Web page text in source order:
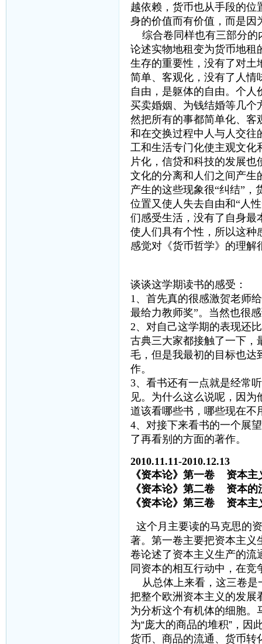
越依赖，货币也从手段的位
身的价值而有价值，而是因
综合卷同样也有三部分的
论述实物地租变为货币地租
生存的重要性，没有了对土
简单、客观化，没有了人情
自由，是躯体的自由。个
买卖婚姻、为钱结婚等几个
然把所有的事都简单化、客
和在交换过程中人与人交往
工和生活专门化使主观文化
片化，信贷和科技的发展也
文化的分离和人们之间产生
产生的这些现象很“纠结”
位置又使人失去自由和“人
们感受生活，没有了自身最
使人们具有个性，所以这种
感觉对《货币哲学》的理解
谈谈这学期读书的感受：
1、首先真的很感激贺老师
最给力教师奖”。当然也很
2、对自己这学期的表现还
古典三大家都接触了一下，
毛，但是我最初的目标也达
作。
3、看书还有一点就是经常
见。为什么这么说呢，因
道该看哪些书，哪些现在不
4、对接下来看书的一个展
了再看别的方面的著作。
2010.11.11-2010.12.13
《资本论》第一卷 资
《资本论》第二卷
《资本论》第三卷 资本
这个月主要读的马克思的
著。第一卷主要把资本主义
卷论述了资本主义生产的流
同资本的相互行动中，在
从总体上来看，这三卷是
把整个欧洲资本主义的发展
为分析这个有机体的细胞。
为“庞大的商品的堆积”，因
货币、商品的流通、货币转